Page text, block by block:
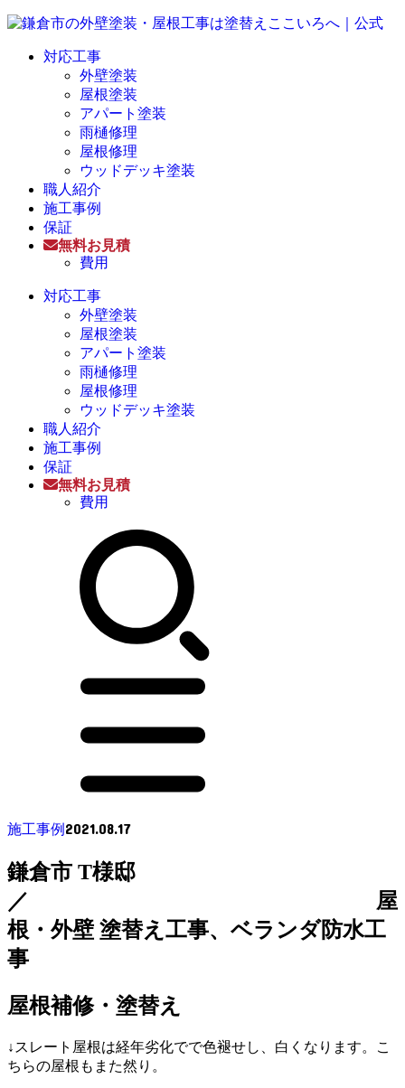
対応工事
外壁塗装
屋根塗装
アパート塗装
雨樋修理
屋根修理
ウッドデッキ塗装
職人紹介
施工事例
保証
無料お見積
費用
対応工事
外壁塗装
屋根塗装
アパート塗装
雨樋修理
屋根修理
ウッドデッキ塗装
職人紹介
施工事例
保証
無料お見積
費用
施工事例 2021.08.17
鎌倉市 T様邸
／ 屋
根・外壁 塗替え工事、ベランダ防水工
事
屋根補修・塗替え
↓スレート屋根は経年劣化でで色褪せし、白くなります。こ
ちらの屋根もまた然り。